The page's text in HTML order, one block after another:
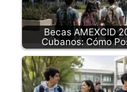
Becas AMEXCID
Cubanos: Cómo